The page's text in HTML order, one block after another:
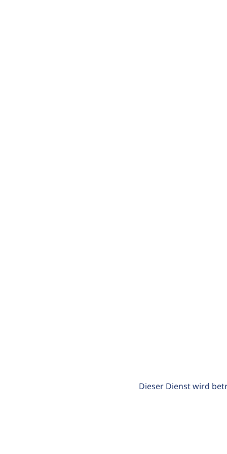
Dieser Dienst wird